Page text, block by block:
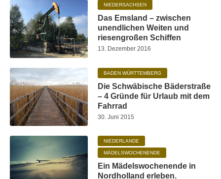
NIEDERSACHSEN
Das Emsland – zwischen
unendlichen Weiten und
riesengroßen Schiffen
13. Dezember 2016
BADEN WÜRTTEMBERG
Die Schwäbische Bäderstraße
– 4 Gründe für Urlaub mit dem
Fahrrad
30. Juni 2015
NIEDERLANDE
MÄDELSWOCHENENDE
Ein Mädelswochenende in
Nordholland erleben.